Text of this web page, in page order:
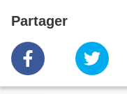
Partager